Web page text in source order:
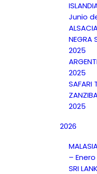
Junio
2025
2025
SAFARI
2025
2026
–
SRI